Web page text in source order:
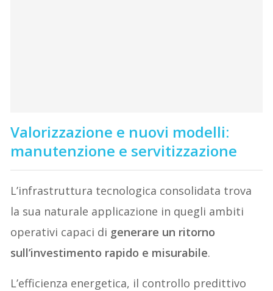
Valorizzazione e nuovi modelli:
manutenzione e servitizzazione
L’infrastruttura tecnologica consolidata trova
la sua naturale applicazione in quegli ambiti
operativi capaci di generare un ritorno
sull’investimento rapido e misurabile.
L’efficienza energetica, il controllo predittivo